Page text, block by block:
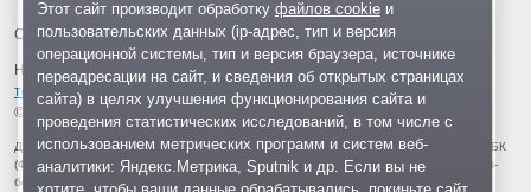
На информационном ресурсе применяются
технологии
© 2013-2026 «ОИНФО»,
сделано в Одинцово
Для читателей: В России признаны экстремистскими и запрещены организации ФБК
(Фонд борьбы с коррупцией, признан иноагентом), Штабы Навального, «Национал-
большевистская партия», «Свидетели Иеговы», «Армия воли народа», «Русский
Этот сайт производит обработку файлов cookieи
пользовательских данных (ip-адрес, тип и версия
операционной системы, тип и версия браузера, источнике
переадресации на сайт, и сведения об открытых страницах
сайта) в целях улучшения функционирования сайта и
проведения статистических исследований, в том числе с
использованием метрических программ и систем веб-
аналитики: Яндекс.Метрика, Sputnik и др. Если вы не
хотите, чтобы ваши данные обрабатывались, покиньте сайт